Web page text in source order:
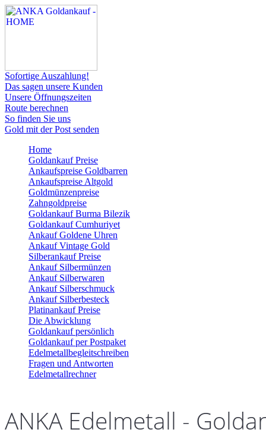
Sofortige Auszahlung!
Das sagen unsere Kunden
Unsere Öffnungszeiten
Route berechnen
So finden Sie uns
Gold mit der Post senden
Home
Goldankauf Preise
Ankaufspreise Goldbarren
Ankaufspreise Altgold
Goldmünzenpreise
Zahngoldpreise
Goldankauf Burma Bilezik
Goldankauf Cumhuriyet
Ankauf Goldene Uhren
Ankauf Vintage Gold
Silberankauf Preise
Ankauf Silbermünzen
Ankauf Silberwaren
Ankauf Silberschmuck
Ankauf Silberbesteck
Platinankauf Preise
Die Abwicklung
Goldankauf persönlich
Goldankauf per Postpaket
Edelmetallbegleitschreiben
Fragen und Antworten
Edelmetallrechner
ANKA Edelmetall -